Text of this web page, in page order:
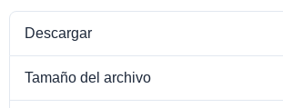
Descargar
Tamaño del archivo